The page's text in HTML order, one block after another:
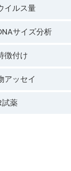
イルス量
サイズ分析
徴付け
アッセイ
薬